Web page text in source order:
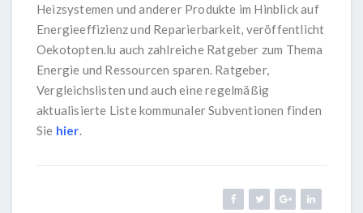
Heizsystemen und anderer Produkte im Hinblick auf
Energieeffizienz und Reparierbarkeit, veröffentlicht
Oekotopten.lu auch zahlreiche Ratgeber zum Thema
Energie und Ressourcen sparen. Ratgeber,
Vergleichslisten und auch eine regelmäßig
aktualisierte Liste kommunaler Subventionen finden
Sie hier.